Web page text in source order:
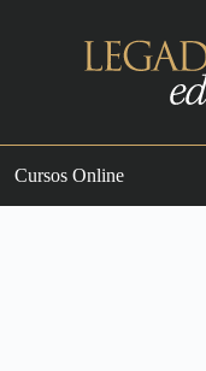
Cursos Online